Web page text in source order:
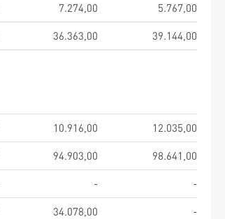
7.274,00
5.767,00
36.363,00 39.144,00
10.916,00
12.035,00
94.903,00
98.641,00
-
-
34.078,00
-